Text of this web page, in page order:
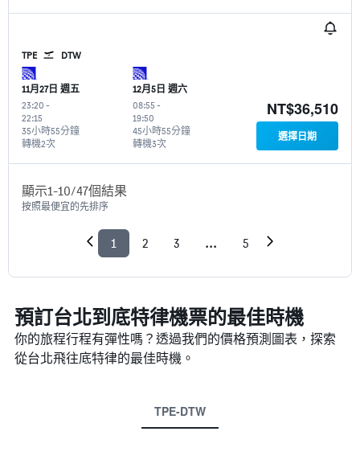
TPE DTW
11月27日 週五
23:20 -
22:15
轉機2次
35小時55分鐘
12月5日 週六
08:55 -
19:50
轉機3次
45小時55分鐘
NT$36,510
選擇日期
顯示1-10/47個結果
按照最便宜的先排序
1 2 3 ... 5
預訂台北到底特律機票的最佳時機
你的旅程行程有彈性嗎？透過我們的價格預測圖表，探索
從台北​飛往底特律的最佳時機。
TPE-DTW